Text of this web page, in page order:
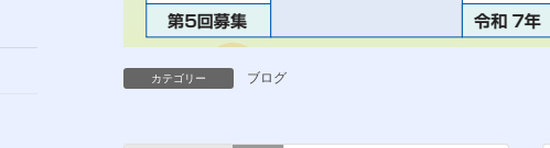
カテゴリー ブログ